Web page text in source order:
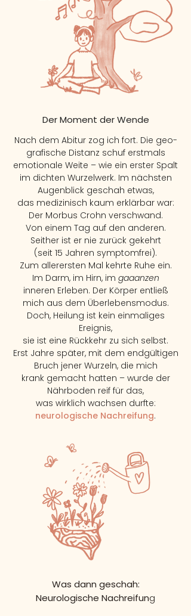
Der Moment der Wende
Nach dem Abitur zog ich fort. Die geo-
grafische Distanz schuf erstmals
emotionale Weite – wie ein erster Spalt
im dichten Wurzelwerk. Im nächsten
Augenblick geschah etwas,
das medizinisch kaum erklärbar war:
Der Morbus Crohn verschwand.
Von einem Tag auf den anderen.
Seither ist er nie zurück gekehrt
(seit 15 Jahren symptomfrei).
Zum allerersten Mal kehrte Ruhe ein.
Im Darm, im Hirn, im gaaanzen
inneren Erleben. Der Körper entließ
mich aus dem Überlebensmodus.
Doch, Heilung ist kein einmaliges
Ereignis,
sie ist eine Rückkehr zu sich selbst.
Erst Jahre später, mit dem endgültigen
Bruch jener Wurzeln, die mich
krank gemacht hatten – wurde der
Nährboden reif für das,
was wirklich wachsen durfte:
neurologische Nachreifung.
Was dann geschah:
Neurologische Nachreifung